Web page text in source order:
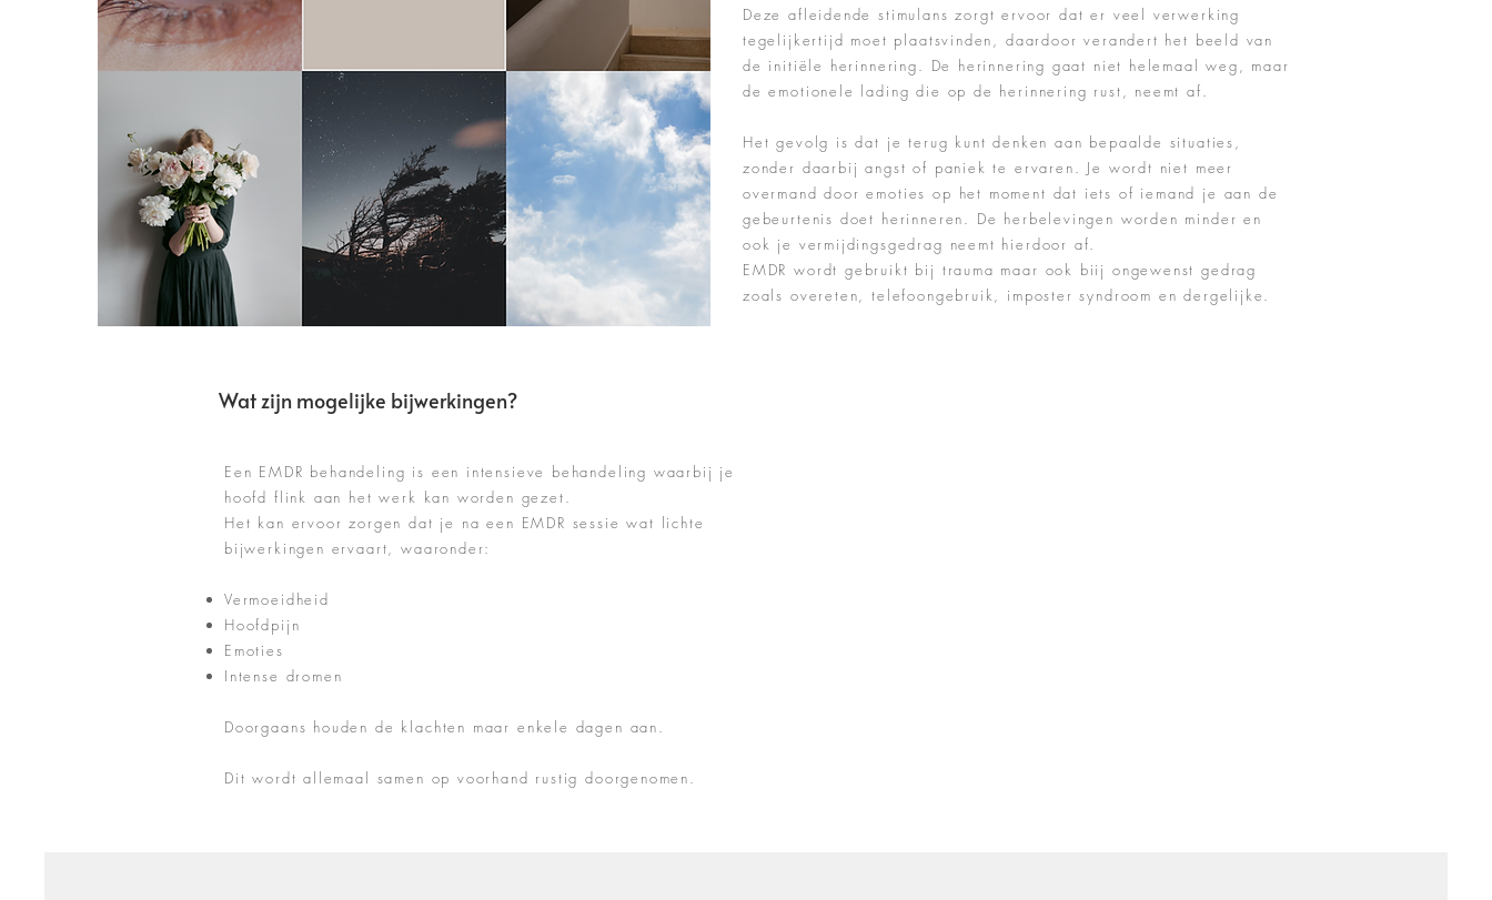
Deze afleidende stimulans zorgt ervoor dat er veel verwerking
tegelijkertijd moet plaatsvinden, daardoor verandert het beeld van
de initiële herinnering. De herinnering gaat niet helemaal weg, maar
de emotionele lading die op de herinnering rust, neemt af.
Het gevolg is dat je terug kunt denken aan bepaalde situaties,
zonder daarbij angst of paniek te ervaren. Je wordt niet meer
overmand door emoties op het moment dat iets of iemand je aan de
gebeurtenis doet herinneren. De herbelevingen worden minder en
ook je vermijdingsgedrag neemt hierdoor af.
EMDR wordt gebruikt bij trauma maar ook biij ongewenst gedrag
zoals overeten, telefoongebruik, imposter syndroom en dergelijke.
Wat zijn mogelijke bijwerkingen?
Een EMDR behandeling is een intensieve behandeling waarbij je
hoofd flink aan het werk kan worden gezet.
Het kan ervoor zorgen dat je na een EMDR sessie wat lichte
bijwerkingen ervaart, waaronder:
Vermoeidheid
Hoofdpijn
Emoties
Intense dromen
Doorgaans houden de klachten maar enkele dagen aan.
Dit wordt allemaal samen op voorhand rustig doorgenomen.